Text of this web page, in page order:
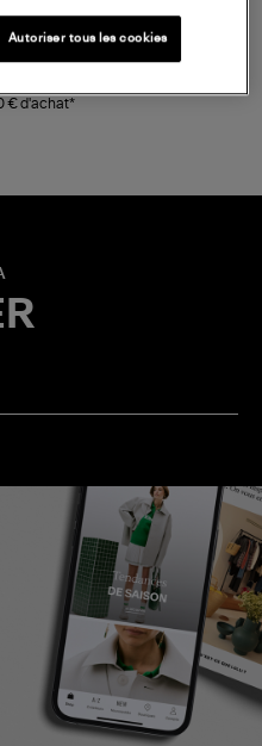
€ d'achat*
Autoriser tous les cookies